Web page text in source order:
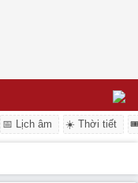
📅 Lịch âm ☀️ Thời tiết